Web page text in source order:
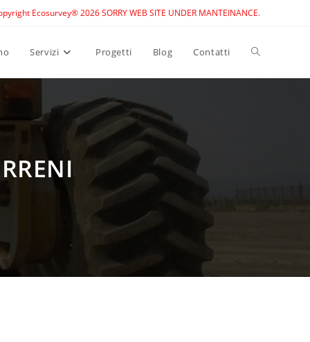
Ecosurvey® 2026 SORRY WEB SITE UNDER MANTEINANCE.
Servizi Progetti Blog Contatti Toggle